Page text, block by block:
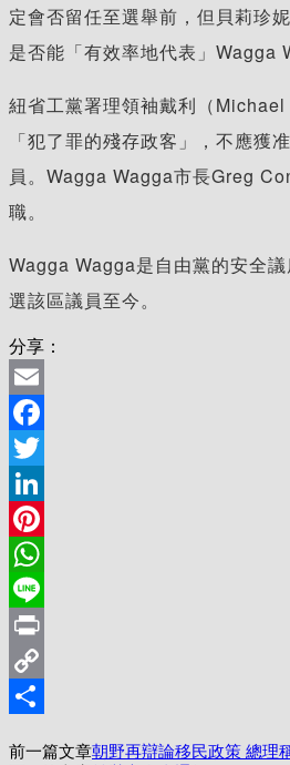
定會否留任至選舉前，但貝莉珍
是否能「有效率地代表」Wagga
紐省工黨署理領袖戴利（
「犯了罪的殘存政客」，不應獲
員。Wagga Wagga市長Greg
職。
Wagga Wagga是自由黨的安全
選該區議員至今。
分享：
Email
Facebook
Twitter
LinkedIn
Pinterest
WhatsApp
Line
Print
Copy
前一篇文章朝野再辯論移民政策 總理